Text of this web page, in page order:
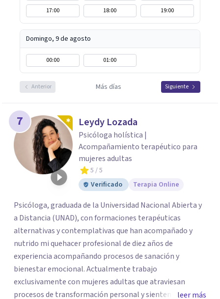
17:00
18:00 19:00
Domingo, 9 de agosto
00:00 01:00
Anterior Más días Siguiente
7 Leydy Lozada
Psicóloga holística |
Acompañamiento terapéutico para
mujeres adultas
5 / 5
Verificado
Terapia Online
Psicóloga, graduada de la Universidad Nacional Abierta y
a Distancia (UNAD), con formaciones terapéuticas
alternativas y contemplativas que han acompañado y
nutrido mi quehacer profesional de diez años de
experiencia acompañando procesos de sanación y
bienestar emocional. Actualmente trabajo
exclusivamente con mujeres adultas que atraviesan
procesos de transformación personal y sienten laleer más